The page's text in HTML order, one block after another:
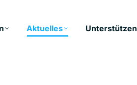
Aktuelles Unterstützen